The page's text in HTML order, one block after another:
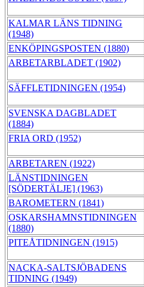
KALMAR LÄNS TIDNING
(1948)
ENKÖPINGSPOSTEN (1880)
ARBETARBLADET (1902)
SÄFFLETIDNINGEN (1954)
SVENSKA DAGBLADET
(1884)
FRIA ORD (1952)
ARBETAREN (1922)
LÄNSTIDNINGEN
[SÖDERTÄLJE] (1963)
BAROMETERN (1841)
OSKARSHAMNSTIDNINGEN
(1880)
PITEÅTIDNINGEN (1915)
NACKA-SALTSJÖBADENS
TIDNING (1949)